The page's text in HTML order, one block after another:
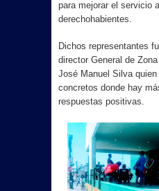
para mejorar el servicio
derechohabientes.
Dichos representantes
director General de
José Manuel Silva
concretos donde hay
respuestas positivas.